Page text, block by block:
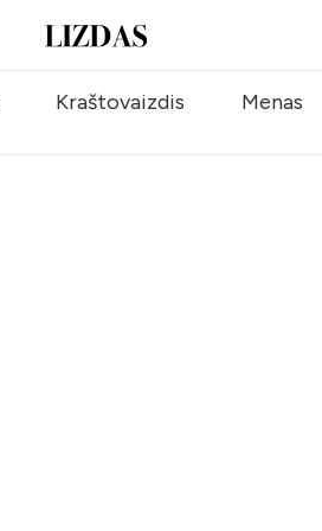
Kraštovaizdis Menas